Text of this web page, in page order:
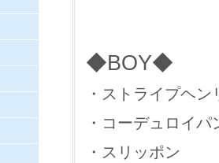
◆BOY◆
・ストライプヘ
・コーデュロイ
・スリッポ